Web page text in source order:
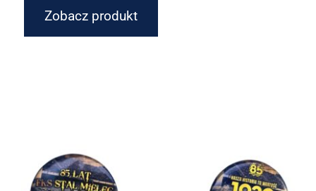
Zobacz produkt